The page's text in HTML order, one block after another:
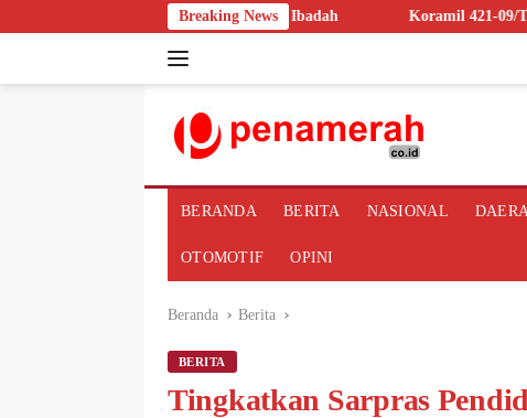
ke
Breaking News
Pasar dan Rumah Ibadah Koramil 421-09/Tanjung Bintang
BERANDA BERITA NASIONAL
OTOMOTIF OPINI
Beranda Berita
BERITA
Tingkatkan Sarpras